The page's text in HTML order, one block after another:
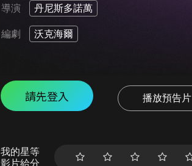
導演 丹尼斯多諾萬
編劇 沃克海爾
請先登入 播放預告片
我的星等
影片給分